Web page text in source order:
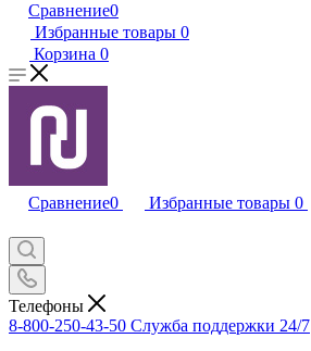
Сравнение0
Избранные товары 0
Корзина 0
Сравнение0 Избранные товары 0
Телефоны
8-800-250-43-50 Служба поддержки 24/7